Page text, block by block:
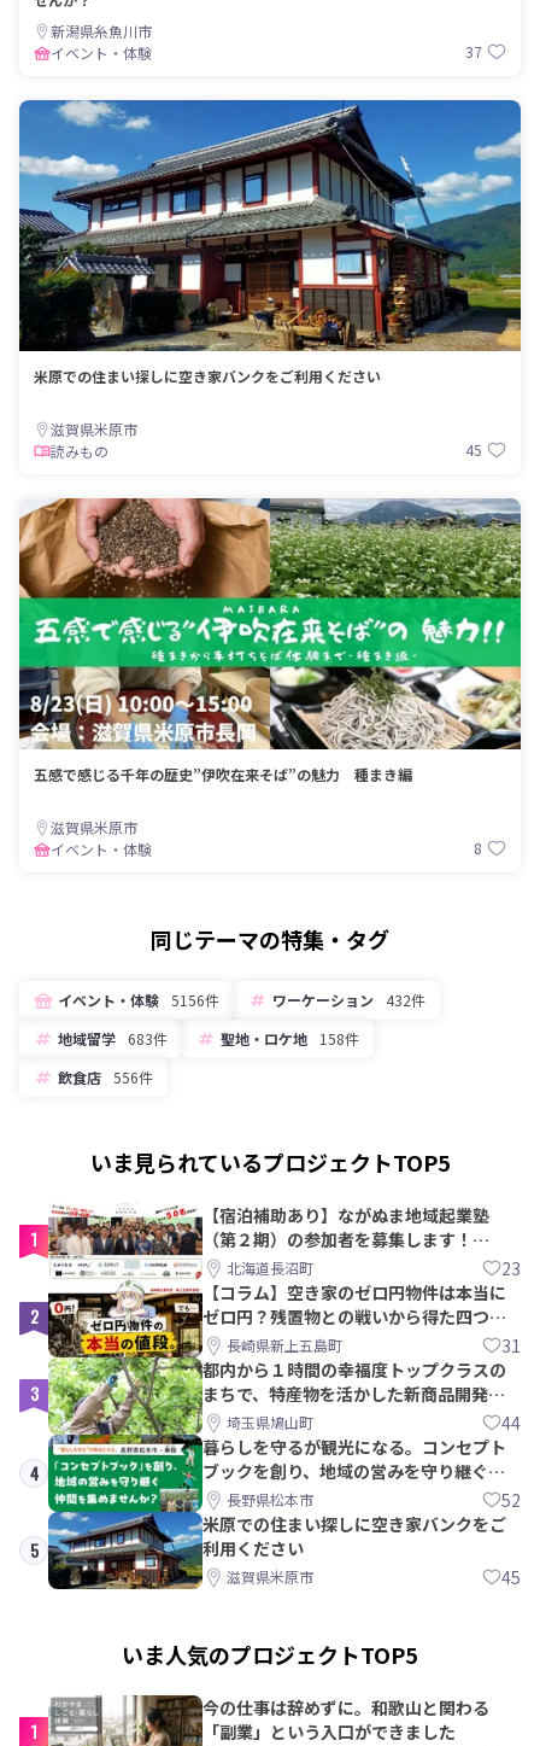
新潟県糸魚川市
イベント・体験
37
米原での住まい探しに空き家バンクをご利用ください
滋賀県米原市
読みもの
45
五感で感じる千年の歴史”伊吹在来そば”の魅力 種まき編
滋賀県米原市
イベント・体験
8
同じテーマの特集・タグ
イベント・体験 5156件 ワーケーション
432件
地域留学
683件 聖地・ロケ地
158件
飲食店 556件
いま見られているプロジェクトTOP5
1
【宿泊補助あり】ながぬま地域起業塾
（第２期）の参加者を募集します！
【8/21〆】
北海道長沼町 23
2
【コラム】空き家のゼロ円物件は本当に
ゼロ円？残置物との戦いから得た四つの
教訓｜新上五島町
長崎県新上五島町 31
3
都内から１時間の幸福度トップクラスの
まちで、特産物を活かした新商品開発＆
PRメンバー募集！
埼玉県鳩山町 44
4
暮らしを守るが観光になる。コンセプト
ブックを創り、地域の営みを守り継ぐ仲
間を集めませんか？
長野県松本市 52
5
米原での住まい探しに空き家バンクをご
利用ください
滋賀県米原市 45
いま人気のプロジェクトTOP5
1
今の仕事は辞めずに。和歌山と関わる
「副業」という入口ができました